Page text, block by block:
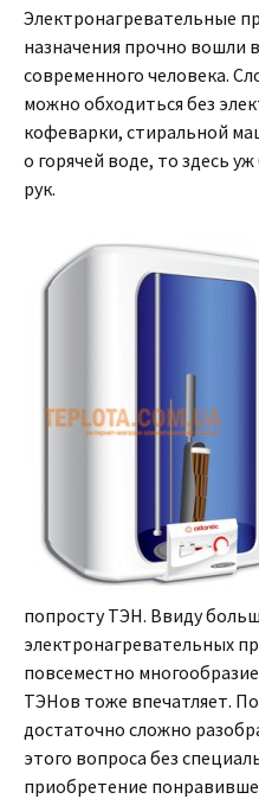
Электронагревательные
назначения прочно вошли
современного человека.
можно обходиться без
кофеварки, стиральной
о горячей воде, то здесь
рук.
попросту ТЭН. Ввиду
электронагревательных
повсеместно
ТЭНов тоже впечатляет.
достаточно сложно
этого вопроса без
приобретение